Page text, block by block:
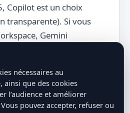
Copilot est un choix
transparente). Si vous
Gemini
documents), Claude
Enterprise reste le
plus riche en
sans intégration
nécessaires au
que des cookies
l’audience et améliorer
pouvez accepter, refuser ou